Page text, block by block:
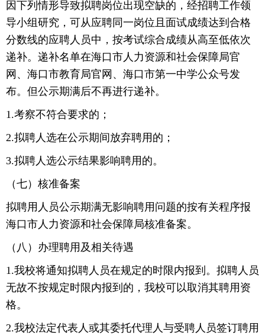
因下列情形导致拟聘岗位出现空缺的，经招聘工作领
导小组研究，可从应聘同一岗位且面试成绩达到合格
分数线的应聘人员中，按考试综合成绩从高至低依次
递补。递补名单在海口市人力资源和社会保障局官
网、海口市教育局官网、海口市第一中学公众号发
布。但公示期满后不再进行递补。
1.考察不符合要求的；
2.拟聘人选在公示期间放弃聘用的；
3.拟聘人选公示结果影响聘用的。
（七）核准备案
拟聘用人员公示期满无影响聘用问题的按有关程序报
海口市人力资源和社会保障局核准备案。
（八）办理聘用及相关待遇
1.我校将通知拟聘人员在规定的时限内报到。拟聘人员
无故不按规定时限内报到的，我校可以取消其聘用资
格。
2.我校法定代表人或其委托代理人与受聘人员签订聘用